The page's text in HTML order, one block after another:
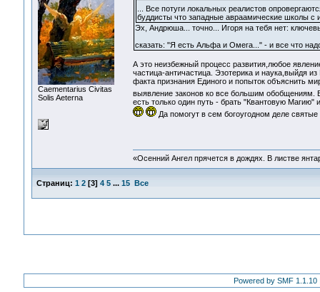
Сaementarius Civitas
Solis Aeterna
... Все потуги локальных реалистов
буддисты что западные авраамические школы
Эх, Андрюша... точно... Игоря на тебя нет:
сказать: "Я есть Альфа и Омега..." - и все что
А это неизбежный процесс развития,любое
частица-античастица. Эзотерика и наука,выйдя
факта признания Единого и попыток объяснить
выявление законов ко все большим обобщениям.
есть только один путь - брать "Квантовую Магию"
Да помогут в сем богоугодном деле
«Осенний Ангел прячется в дождях. В листве
Страниц: 1 2[3] 4 5 ... 15 Все
Powered by SMF 1.1.10